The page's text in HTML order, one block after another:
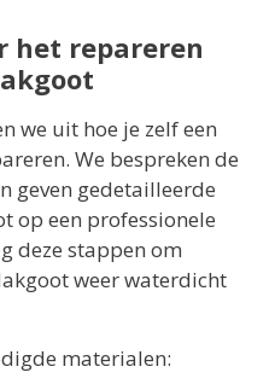
het repareren
we uit hoe je zelf een
We bespreken de
geven gedetailleerde
op een professionele
deze stappen om
weer waterdicht
materialen: